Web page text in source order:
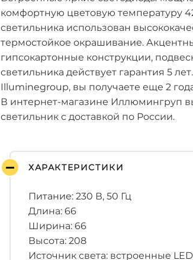
комфортную цветовую температуру
светильника использован
термостойкое окрашивание.
гипсокартонные конструкции,
светильника действует гарантия 5
Illuminegroup, вы получаете еще 2
В интернет-магазине Иллюмингруп
светильник с доставкой по России.
ХАРАКТЕРИСТИКИ
Питание: 230 В, 50 Гц
Длина: 66
Ширина: 66
Высота: 208
Источник света: встроенные LED